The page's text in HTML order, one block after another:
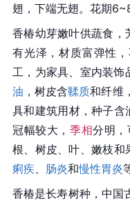
翅，下端无翅。花期
香椿幼芽嫩叶供蔬食，
有光泽，材质富弹性
工，为家具、室内装
油 ，树皮含鞣质和纤维
具和建筑用材，种子
冠幅较大， 季相分明
根、树皮、叶、嫩枝和
痢疾
肠炎和慢性胃炎
香椿是长寿树种，中国